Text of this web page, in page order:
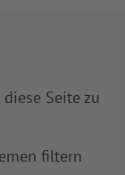
Seite zu
filtern